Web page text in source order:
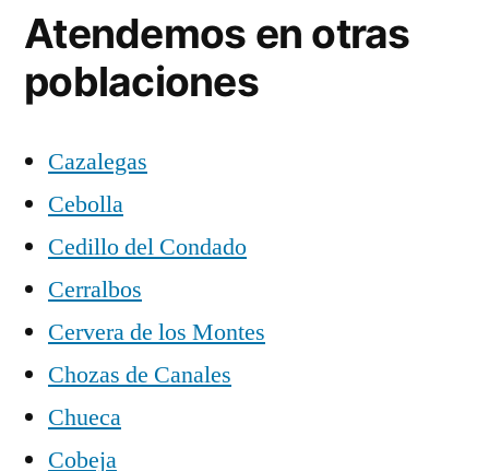
Atendemos en otras
poblaciones
Cazalegas
Cebolla
Cedillo del Condado
Cerralbos
Cervera de los Montes
Chozas de Canales
Chueca
Cobeja